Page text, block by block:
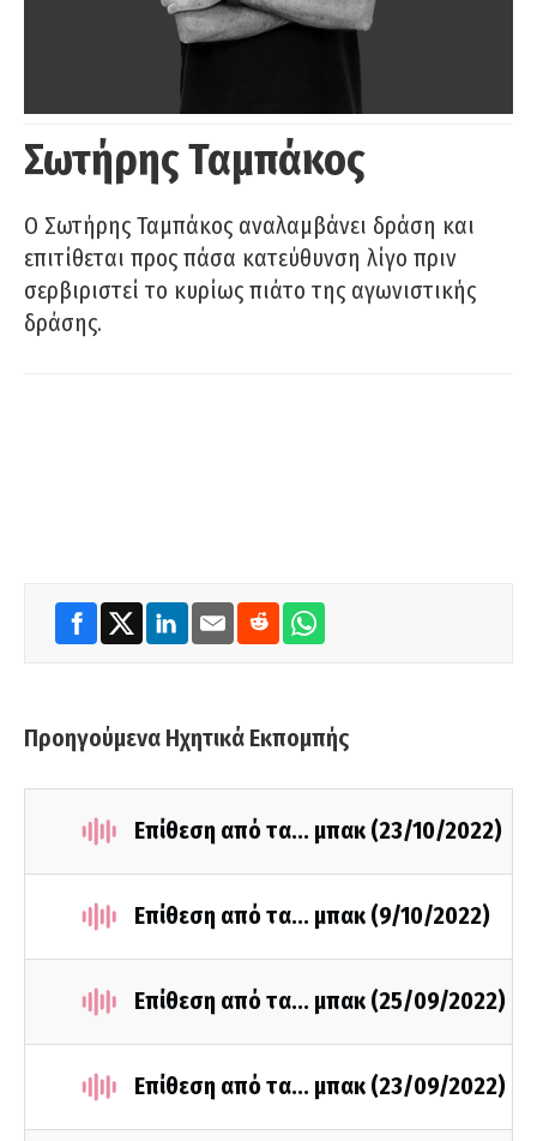
Σωτήρης Ταμπάκος
Ο Σωτήρης Ταμπάκος αναλαμβάνει δράση και
επιτίθεται προς πάσα κατεύθυνση λίγο πριν
σερβιριστεί το κυρίως πιάτο της αγωνιστικής
δράσης.
Προηγούμενα Ηχητικά Εκπομπής
Επίθεση από τα... μπακ (23/10/2022)
Επίθεση από τα... μπακ (9/10/2022)
Επίθεση από τα... μπακ (25/09/2022)
Επίθεση από τα... μπακ (23/09/2022)